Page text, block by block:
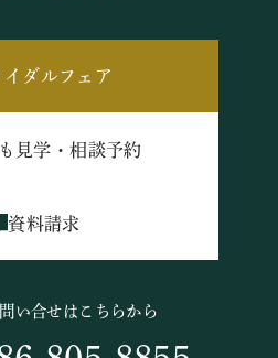
イダルフェア
見学・相談予約
資料請求
い合せはこちらから